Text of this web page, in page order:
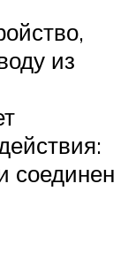
из
соединен